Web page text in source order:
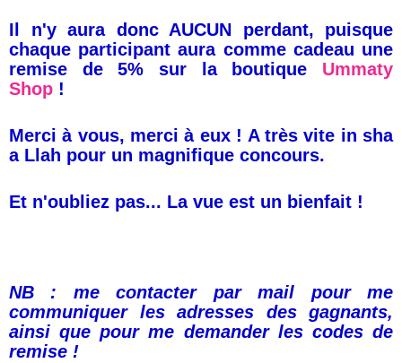
Il n'y aura donc AUCUN perdant, puisque
chaque participant aura comme cadeau une
remise de 5% sur la boutique Ummaty
Shop !
Merci à vous, merci à eux ! A très vite in sha
a Llah pour un magnifique concours.
Et n'oubliez pas... La vue est un bienfait !
NB : me contacter par mail pour me
communiquer les adresses des gagnants,
ainsi que pour me demander les codes de
remise !